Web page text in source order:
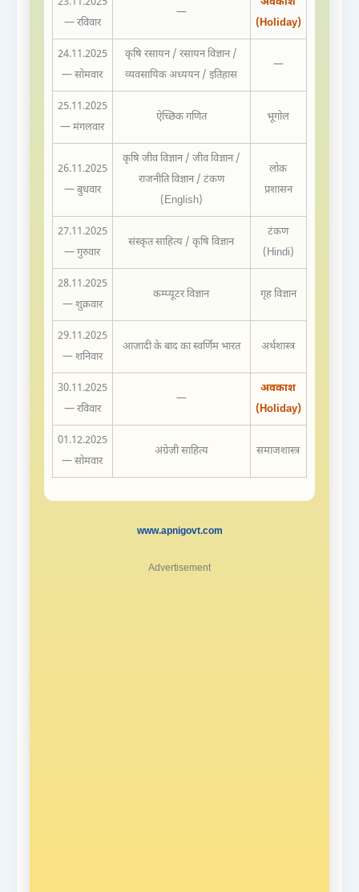
— रविवार
—
(Holiday)
24.11.2025
— सोमवार
कृषि रसायन / रसायन विज्ञान /
व्यवसायिक अध्ययन / इतिहास
—
25.11.2025
— मंगलवार
ऐच्छिक गणित भूगोल
26.11.2025
— बुधवार
कृषि जीव विज्ञान / जीव विज्ञान /
राजनीति विज्ञान / टंकण
(English)
लोक
प्रशासन
27.11.2025
— गुरुवार
संस्कृत साहित्य / कृषि विज्ञान
टंकण
(Hindi)
28.11.2025
— शुक्रवार
कम्प्यूटर विज्ञान गृह विज्ञान
29.11.2025
— शनिवार
आज़ादी के बाद का स्वर्णिम भारत अर्थशास्त्र
30.11.2025
— रविवार
—
अवकाश
(Holiday)
01.12.2025
— सोमवार
अंग्रेज़ी साहित्य समाजशास्त्र
www.apnigovt.com
Advertisement